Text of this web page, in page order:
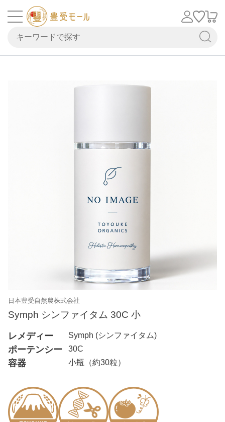
日本豊受自然農株式会社
Symph シンファイタム 30C 小
レメディー Symph (シンファイタム)
ポーテンシー 30C
容器 小瓶（約30粒）